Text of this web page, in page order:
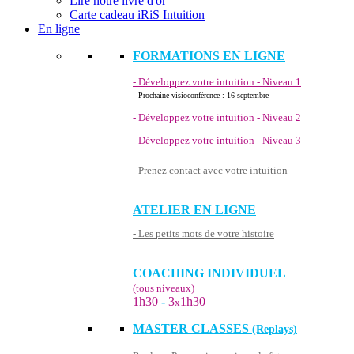
Carte cadeau iRiS Intuition
En ligne
FORMATIONS EN LIGNE
- Développez votre intuition - Niveau 1
Prochaine visioconférence : 16 septembre
- Développez votre intuition - Niveau 2
- Développez votre intuition - Niveau 3
- Prenez contact avec votre intuition
ATELIER EN LIGNE
- Les petits mots de votre histoire
COACHING INDIVIDUEL
(tous niveaux)
1h30 - 3x1h30
MASTER CLASSES (Replays)